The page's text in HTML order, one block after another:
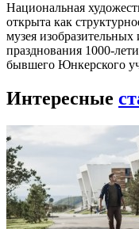
Национальная
открыта как
музея изобразительных
празднования 1000-
бывшего Юнкерского
Интересные